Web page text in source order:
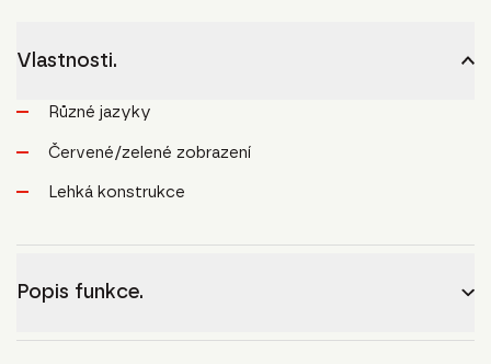
Vlastnosti.
Různé jazyky
Červené/zelené zobrazení
Lehká konstrukce
Popis funkce.